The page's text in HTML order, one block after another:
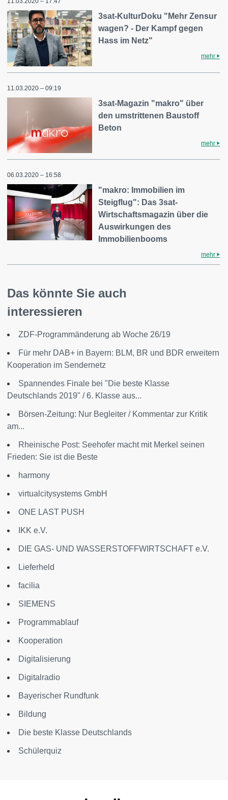
3sat-KulturDoku "Mehr Zensur
wagen? - Der Kampf gegen
Hass im Netz"
mehr
11.03.2020 – 09:19
3sat-Magazin "makro" über
den umstrittenen Baustoff
Beton
mehr
06.03.2020 – 16:58
"makro: Immobilien im
Steigflug": Das 3sat-
Wirtschaftsmagazin über die
Auswirkungen des
Immobilienbooms
mehr
Das könnte Sie auch
interessieren
ZDF-Programmänderung ab Woche 26/19
Für mehr DAB+ in Bayern: BLM, BR und BDR erweitern
Kooperation im Sendernetz
Spannendes Finale bei "Die beste Klasse
Deutschlands 2019" / 6. Klasse aus...
Börsen-Zeitung: Nur Begleiter / Kommentar zur Kritik
am...
Rheinische Post: Seehofer macht mit Merkel seinen
Frieden: Sie ist die Beste
harmony
virtualcitysystems GmbH
ONE LAST PUSH
IKK e.V.
DIE GAS- UND WASSERSTOFFWIRTSCHAFT e.V.
Lieferheld
facilia
SIEMENS
Programmablauf
Kooperation
Digitalisierung
Digitalradio
Bayerischer Rundfunk
Bildung
Die beste Klasse Deutschlands
Schülerquiz